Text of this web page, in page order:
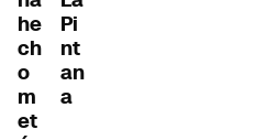
he
ch
o
m
et
Pi
nt
an
a